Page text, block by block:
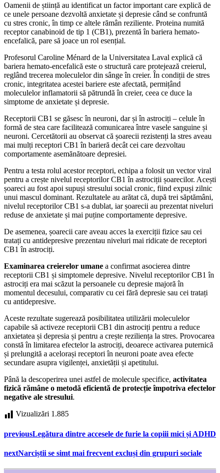
Oamenii de știință au identificat un factor important care explică de
ce unele persoane dezvoltă anxietate și depresie când se confruntă
cu stres cronic, în timp ce altele rămân reziliente. Proteina numită
receptor canabinoid de tip 1 (CB1), prezentă în bariera hemato-
encefalică, pare să joace un rol esențial.
Profesorul Caroline Ménard de la Universitatea Laval explică că
bariera hemato-encefalică este o structură care protejează creierul,
reglând trecerea moleculelor din sânge în creier. În condiții de stres
cronic, integritatea acestei bariere este afectată, permițând
moleculelor inflamatorii să pătrundă în creier, ceea ce duce la
simptome de anxietate și depresie.
Receptorii CB1 se găsesc în neuroni, dar și în astrociți – celule în
formă de stea care facilitează comunicarea între vasele sanguine și
neuroni. Cercetătorii au observat că șoarecii rezistenți la stres aveau
mai mulți receptori CB1 în barieră decât cei care dezvoltau
comportamente asemănătoare depresiei.
Pentru a testa rolul acestor receptori, echipa a folosit un vector viral
pentru a crește nivelul receptorilor CB1 în astrociții șoarecilor. Acești
șoareci au fost apoi supuși stresului social cronic, fiind expuși zilnic
unui mascul dominant. Rezultatele au arătat că, după trei săptămâni,
nivelul receptorilor CB1 s-a dublat, iar șoarecii au prezentat niveluri
reduse de anxietate și mai puține comportamente depresive.
De asemenea, șoarecii care aveau acces la exerciții fizice sau cei
tratați cu antidepresive prezentau niveluri mai ridicate de receptori
CB1 în astrociți.
Examinarea creierelor umane a confirmat asocierea dintre
receptorii CB1 și simptomele depresive. Nivelul receptorilor CB1 în
astrociți era mai scăzut la persoanele cu depresie majoră în
momentul decesului, comparativ cu cei fără depresie sau cei tratați
cu antidepresive.
Aceste rezultate sugerează posibilitatea utilizării moleculelor
capabile să activeze receptorii CB1 din astrociți pentru a reduce
anxietatea și depresia și pentru a crește reziliența la stres. Provocarea
constă în limitarea efectelor la astrociți, deoarece activarea puternică
și prelungită a acelorași receptori în neuroni poate avea efecte
secundare asupra vigilenței, anxietății și apetitului.
Până la descoperirea unei astfel de molecule specifice, activitatea
fizică rămâne o metodă eficientă de protecție împotriva efectelor
negative ale stresului.
Vizualizări 1.885
previousLegătura dintre accesele de furie la copiii mici și ADHD
nextNarciștii se simt mai frecvent excluși din grupuri sociale